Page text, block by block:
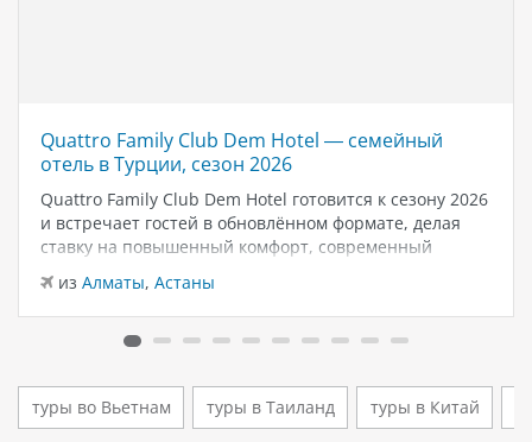
Quattro Family Club Dem Hotel — семейный
отель в Турции, сезон 2026
Quattro Family Club Dem Hotel готовится к сезону 2026
и встречает гостей в обновлённом формате, делая
ставку на повышенный комфорт, современный
дизайн и атмосферу спокойного семейного отдыха у
моря. Отель остаётся популярным выбором для тех,
кто ищет семейный отель в…
из Алматы, Астаны
туры во Вьетнам туры в Таиланд туры в Китай